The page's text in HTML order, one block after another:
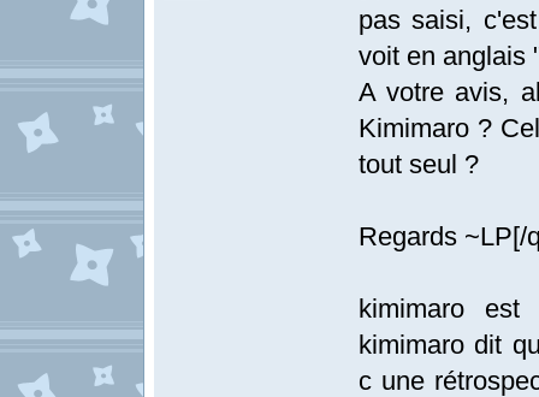
pas saisi,
voit en anglais
A votre avis,
Kimimaro ?
tout seul ?
Regards ~LP[/
kimimaro
kimimaro dit
c une